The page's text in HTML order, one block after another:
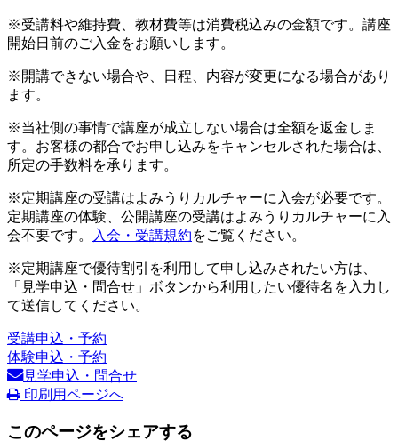
※受講料や維持費、教材費等は消費税込みの金額です。講座
開始日前のご入金をお願いします。
※開講できない場合や、日程、内容が変更になる場合があり
ます。
※当社側の事情で講座が成立しない場合は全額を返金しま
す。お客様の都合でお申し込みをキャンセルされた場合は、
所定の手数料を承ります。
※定期講座の受講はよみうりカルチャーに入会が必要です。
定期講座の体験、公開講座の受講はよみうりカルチャーに入
会不要です。
入会・受講規約をご覧ください。
※定期講座で優待割引を利用して申し込みされたい方は、
「見学申込・問合せ」ボタンから利用したい優待名を入力し
て送信してください。
受講申込・予約
体験申込・予約
見学申込・問合せ
印刷用ページへ
このページをシェアする